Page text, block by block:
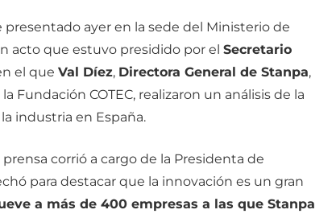
presentado ayer en la sede del Ministerio de
acto que estuvo presidido por elSecretario
el queVal Díez, Directora General de Stanpa,
Fundación COTEC, realizaron un análisis de la
industria en España.
corrió a cargo de la Presidenta de
para destacar que la innovación es un gran
a más de 400 empresas a las que Stanpa